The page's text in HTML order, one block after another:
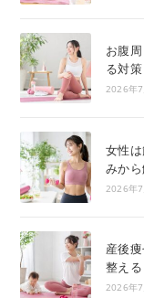
お腹
る対策
2026年
女性
みか
2026年
産後
整える
2026年